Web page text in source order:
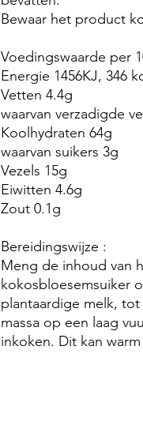
Bewaar het product
Voedingswaarde per
Energie 1456KJ, 346
Vetten 4.4g
waarvan verzadigde
Koolhydraten 64g
waarvan suikers 3g
Vezels 15g
Eiwitten 4.6g
Zout 0.1g
Bereidingswijze :
Meng de inhoud van
kokosbloesemsuiker
plantaardige melk,
massa op een laag
inkoken. Dit kan